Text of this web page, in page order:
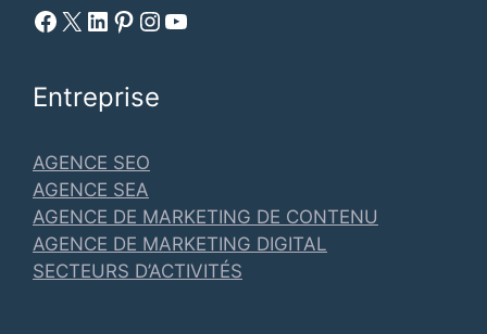
Facebook Metadosi
Metadosi est sur X Metadosi sur Linkedin
Metadosi sur Pinterest
Metadosi sur Instagram
Metadosi sur Youtube
Entreprise
AGENCE SEO
AGENCE SEA
AGENCE DE MARKETING DE CONTENU
AGENCE DE MARKETING DIGITAL
SECTEURS D’ACTIVITÉS